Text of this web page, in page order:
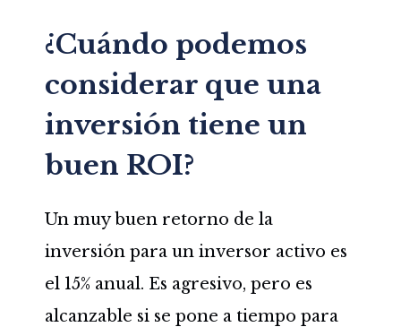
¿Cuándo podemos
considerar que una
inversión tiene un
buen ROI?
Un muy buen retorno de la
inversión para un inversor activo es
el 15% anual. Es agresivo, pero es
alcanzable si se pone a tiempo para